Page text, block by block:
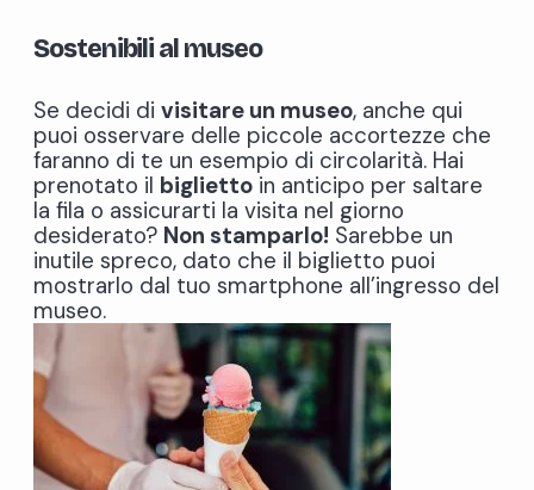
Sostenibili al museo
Se decidi di visitare un museo, anche qui
puoi osservare delle piccole accortezze che
faranno di te un esempio di circolarità. Hai
prenotato il biglietto in anticipo per saltare
la fila o assicurarti la visita nel giorno
desiderato? Non stamparlo! Sarebbe un
inutile spreco, dato che il biglietto puoi
mostrarlo dal tuo smartphone all’ingresso del
museo.